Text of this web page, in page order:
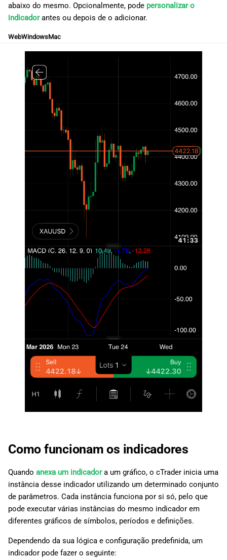
abaixo do mesmo. Opcionalmente, pode personalizar o
indicadorantes ou depois de o adicionar.
WebWindowsMac
Como funcionam os indicadores
Quando anexa um indicadora um gráfico, o cTrader inicia uma
instância desse indicador utilizando um determinado conjunto
de parâmetros. Cada instância funciona por si só, pelo que
pode executar várias instâncias do mesmo indicador em
diferentes gráficos de símbolos, períodos e definições.
Dependendo da sua lógica e configuração predefinida, um
indicador pode fazer o seguinte: